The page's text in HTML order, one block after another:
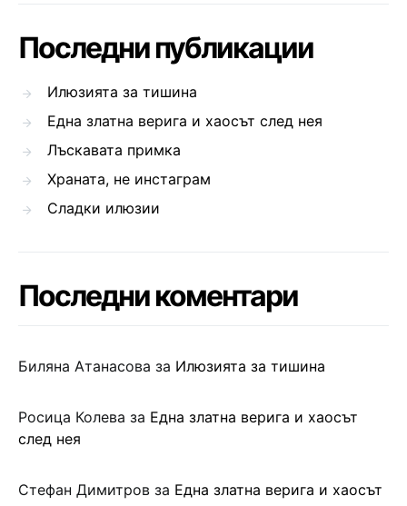
Последни публикации
Илюзията за тишина
Една златна верига и хаосът след нея
Лъскавата примка
Храната, не инстаграм
Сладки илюзии
Последни коментари
Биляна Атанасова за Илюзията за тишина
Росица Колева за Една златна верига и хаосът
след нея
Стефан Димитров за Една златна верига и хаосът